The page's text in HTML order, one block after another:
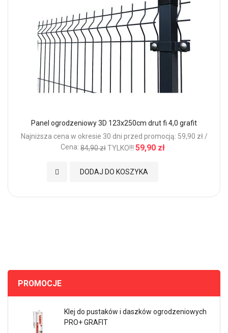
Panel ogrodzeniowy 3D 123x250cm drut fi 4,0 grafit
Najniższa cena w okresie 30 dni przed promocją: 59,90 zł /
Cena: 84,90 złTYLKO!!! 59,90 zł
DODAJ DO KOSZYKA
Dodaj do Ulubionych
PROMOCJE
Klej do pustaków i daszków ogrodzeniowych
PRO+ GRAFIT